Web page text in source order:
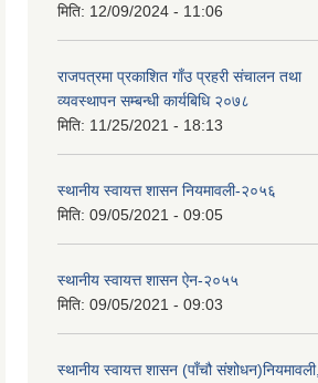
मिति: 12/09/2024 - 11:06
राजपत्रमा प्रकाशित गाँउ प्रहरी संचालन तथा
व्यवस्थापन सम्बन्धी कार्यबिधि २०७८
मिति: 11/25/2021 - 18:13
स्थानीय स्वायत्त शासन नियमावली-२०५६
मिति: 09/05/2021 - 09:05
स्थानीय स्वायत्त शासन ए‍ेन-२०५५
मिति: 09/05/2021 - 09:03
स्थानीय स्वायत्त शासन (पाँचौ संशोधन)नियमावली,